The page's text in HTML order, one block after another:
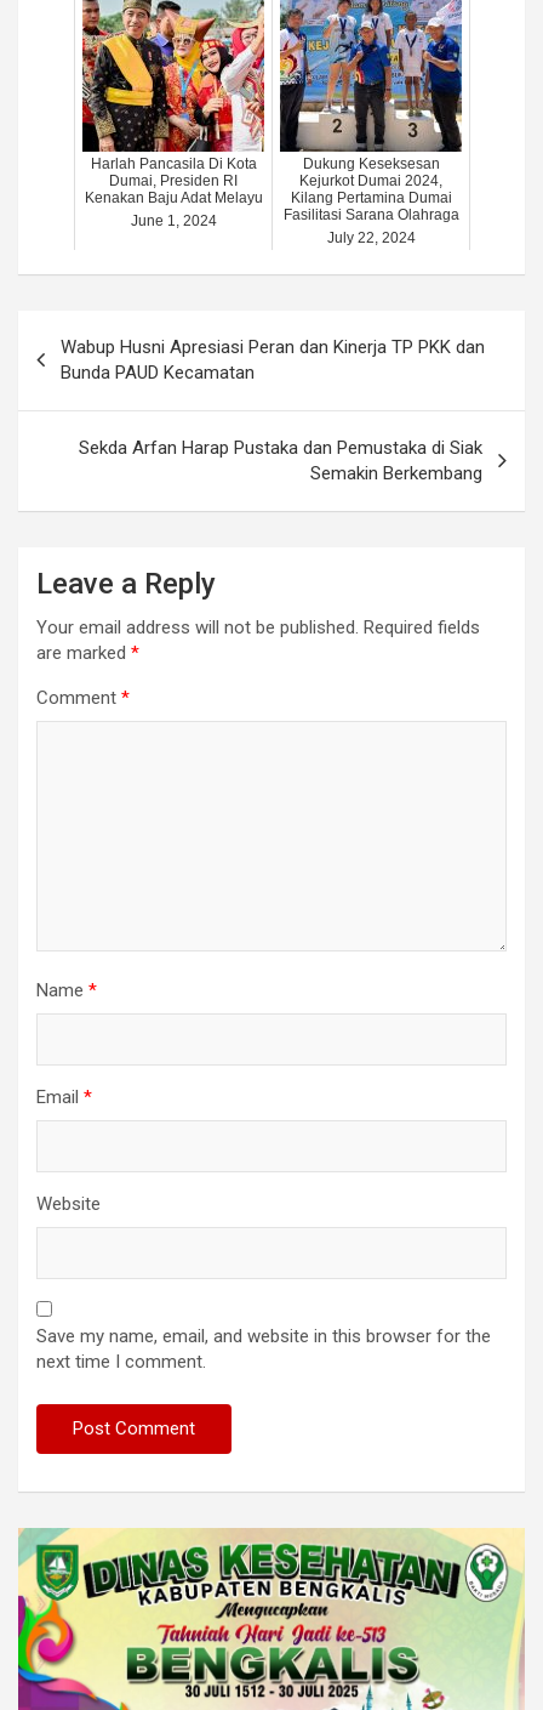
Harlah Pancasila Di Kota
Dumai, Presiden RI
Kenakan Baju Adat Melayu
June 1, 2024
Dukung Keseksesan
Kejurkot Dumai 2024,
Kilang Pertamina Dumai
Fasilitasi Sarana Olahraga
July 22, 2024
navigation
Wabup Husni Apresiasi Peran dan Kinerja TP PKK dan
Bunda PAUD Kecamatan
Sekda Arfan Harap Pustaka dan Pemustaka di Siak
Semakin Berkembang
Leave a Reply
Your email address will not be published. Required fields
are marked *
Comment *
Name *
Email *
Website
Save my name, email, and website in this browser for the
next time I comment.